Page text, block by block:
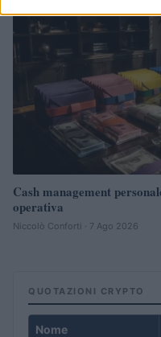
Cash management
operativa
Niccolò Conforti · 7 Ago 2026
QUOTAZIONI CRYPTO
Nome